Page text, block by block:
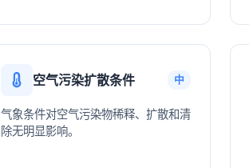
空气污染扩散条件 中
气象条件对空气污染物稀释、扩散和清
除无明显影响。